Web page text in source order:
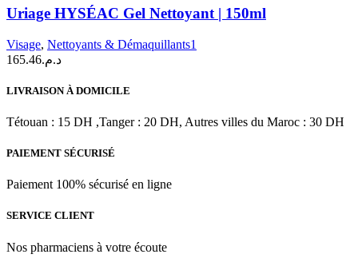
HYSÉAC
Gel
|
150ml
Uriage HYSÉAC Gel Nettoyant | 150ml
Visage, Nettoyants & Démaquillants1
د.م.165.46
LIVRAISON À DOMICILE
Tétouan : 15 DH ,Tanger : 20 DH, Autres villes du Maroc : 30 DH
PAIEMENT SÉCURISÉ
Paiement 100% sécurisé en ligne
SERVICE CLIENT
Nos pharmaciens à votre écoute